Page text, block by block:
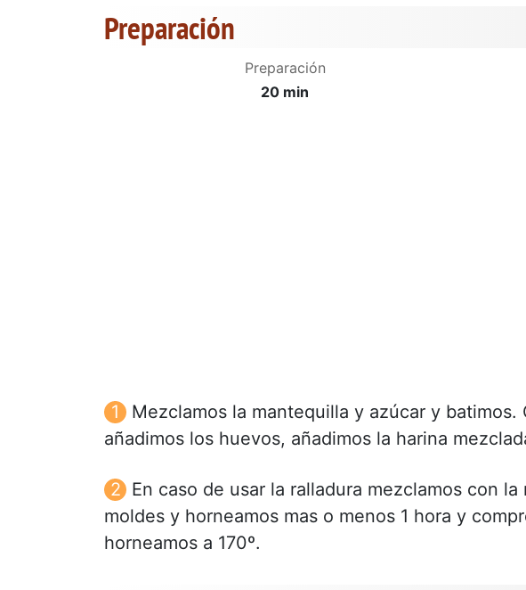
Preparación
Preparación
20 min
Mezclamos la mantequilla y azúcar y
añadimos los huevos, añadimos la harina
En caso de usar la ralladura mezclamos con
moldes y horneamos mas o menos 1 hora y
horneamos a 170º.